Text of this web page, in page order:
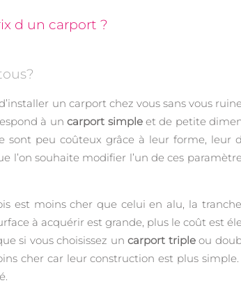
d un carport ?
un carport chez vous sans vous
à uncarport simpleet de petite
sont peu coûteux grâce à leur forme,
l’on souhaite modifier l’un de ces
est moins cher que celui en alu, la
à acquérir est grande, plus le coût est
si vous choisissez un carport tripleou
cher car leur construction est plus